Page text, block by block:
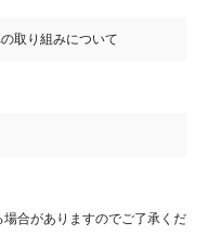
取り組みについて
合がありますのでご了承くだ